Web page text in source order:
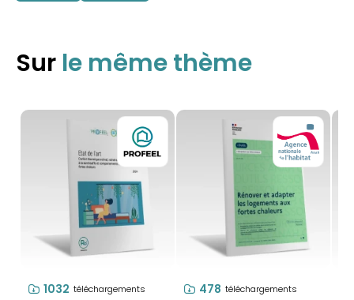
Sur le même thème
1032 téléchargements 478 téléchargements